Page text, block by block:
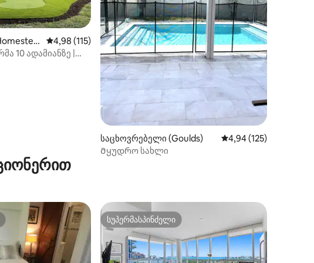
128 მიმოხილვა
საშუალო შეფასებაა 5‑დან 4,98, 115 მიმოხილვა
4,98 (115)
10 ადამიანზე |
საცხოვრებელი (Goulds) საშუალო შეფასებაა
4,94 (125)
Მყუდრო სახლი
სუპერმასპინძელი
სუპერმასპინძელი